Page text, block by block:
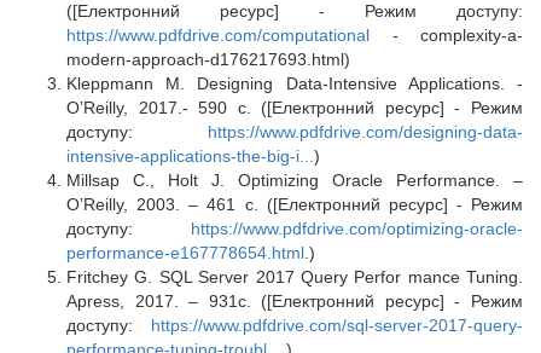
([Електронний ресурс] - Режим доступу:
https://www.pdfdrive.com/computational - complexity-a-
modern-approach-d176217693.html)
Kleppmann M. Designing Data-Intensive Applications. -
O’Reilly, 2017.- 590 c. ([Електронний ресурс] - Режим
доступу: https://www.pdfdrive.com/designing-data-
intensive-applications-the-big-i... )
Millsap C., Holt J. Optimizing Oracle Performance. –
O’Reilly, 2003. – 461 с. ([Електронний ресурс] - Режим
доступу: https://www.pdfdrive.com/optimizing-oracle-
performance-e167778654.html .)
Fritchey G. SQL Server 2017 Query Perfor mance Tuning.
Apress, 2017. – 931c. ([Електронний ресурс] - Режим
доступу: https://www.pdfdrive.com/sql-server-2017-query-